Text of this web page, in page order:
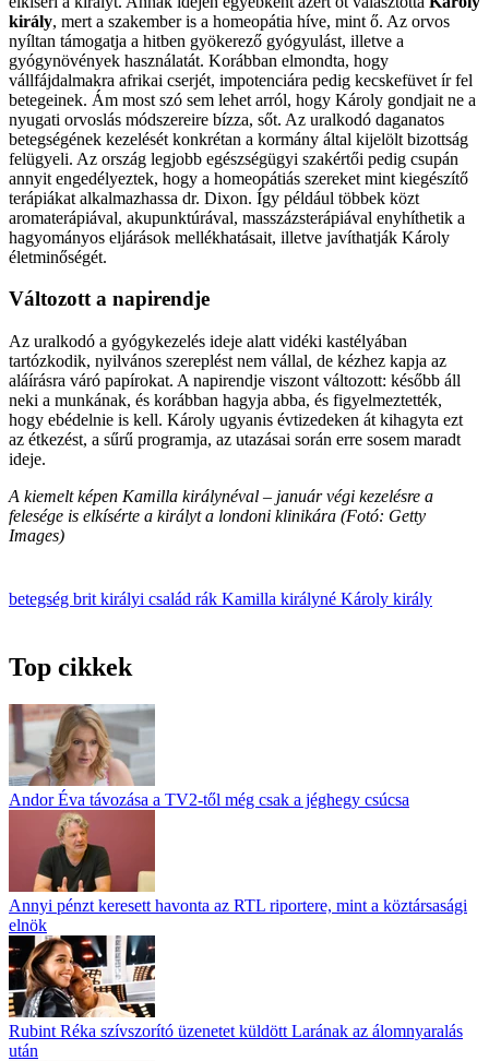
király, mert a szakember is a homeopátia híve, mint ő. Az orvos
nyíltan támogatja a hitben gyökerező gyógyulást, illetve a
gyógynövények használatát. Korábban elmondta, hogy
vállfájdalmakra afrikai cserjét, impotenciára pedig kecskefüvet ír fel
betegeinek. Ám most szó sem lehet arról, hogy Károly gondjait ne a
nyugati orvoslás módszereire bízza, sőt. Az uralkodó daganatos
betegségének kezelését konkrétan a kormány által kijelölt bizottság
felügyeli. Az ország legjobb egészségügyi szakértői pedig csupán
annyit engedélyeztek, hogy a homeopátiás szereket mint kiegészítő
terápiákat alkalmazhassa dr. Dixon. Így például többek közt
aromaterápiával, akupunktúrával, masszázsterápiával enyhíthetik a
hagyományos eljárások mellékhatásait, illetve javíthatják Károly
életminőségét.
Változott a napirendje
Az uralkodó a gyógykezelés ideje alatt vidéki kastélyában
tartózkodik, nyilvános szereplést nem vállal, de kézhez kapja az
aláírásra váró papírokat. A napirendje viszont változott: később áll
neki a munkának, és korábban hagyja abba, és figyelmeztették,
hogy ebédelnie is kell. Károly ugyanis évtizedeken át kihagyta ezt
az étkezést, a sűrű programja, az utazásai során erre sosem maradt
ideje.
A kiemelt képen Kamilla királynéval – január végi kezelésre a
felesége is elkísérte a királyt a londoni klinikára (Fotó: Getty
Images)
betegség brit királyi család rák Kamilla királyné Károly király
Top cikkek
Andor Éva távozása a TV2-től még csak a jéghegy csúcsa
Annyi pénzt keresett havonta az RTL riportere, mint a köztársasági
elnök
Rubint Réka szívszorító üzenetet küldött Larának az álomnyaralás
után